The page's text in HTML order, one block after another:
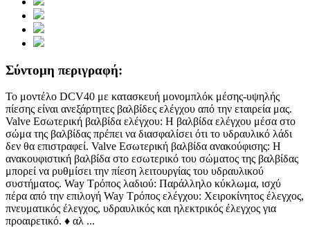
Σύντομη περιγραφή:
Το μοντέλο DCV40 με κατασκευή μονομπλόκ μέσης-υψηλής
πίεσης είναι ανεξάρτητες βαλβίδες ελέγχου από την εταιρεία μας.
Valve Εσωτερική βαλβίδα ελέγχου: Η βαλβίδα ελέγχου μέσα στο
σώμα της βαλβίδας πρέπει να διασφαλίσει ότι το υδραυλικό λάδι
δεν θα επιστραφεί. Valve Εσωτερική βαλβίδα ανακούφισης: Η
ανακουφιστική βαλβίδα στο εσωτερικό του σώματος της βαλβίδας
μπορεί να ρυθμίσει την πίεση λειτουργίας του υδραυλικού
συστήματος. Way Τρόπος λαδιού: Παράλληλο κύκλωμα, ισχύ
πέρα ​​από την επιλογή Way Τρόπος ελέγχου: Χειροκίνητος έλεγχος,
πνευματικός έλεγχος, υδραυλικός και ηλεκτρικός έλεγχος για
προαιρετικό. ♦ αλ ...